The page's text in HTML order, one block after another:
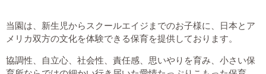
当園は、新生児からスクールエイジまでのお子様に、日本とア
メリカ双方の文化を体験できる保育を提供しております。
協調性、自立心、社会性、責任感、思いやりを育み、小さい保